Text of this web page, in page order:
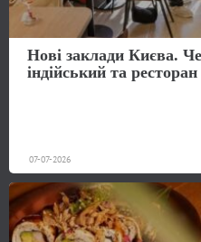
Нові заклади Києва.
індійський та
07-07-2026